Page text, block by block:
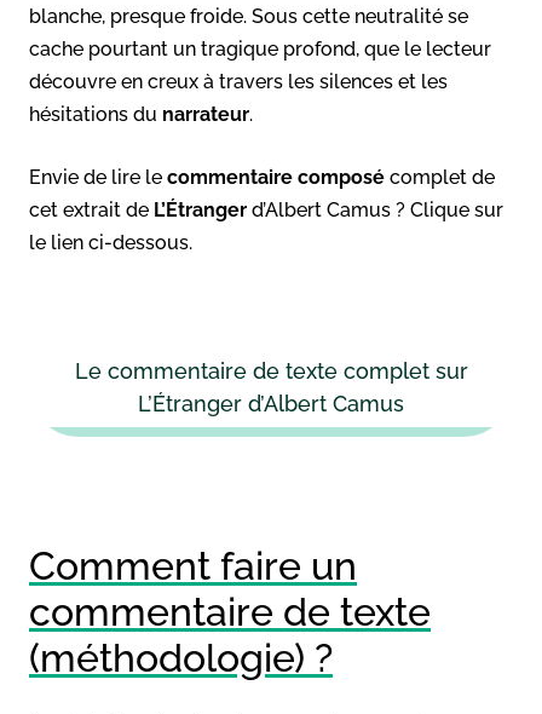
blanche, presque froide. Sous cette neutralité se
cache pourtant un tragique profond, que le lecteur
découvre en creux à travers les silences et les
hésitations du narrateur.
Envie de lire le commentaire composé complet de
cet extrait de L’Étranger d’Albert Camus ? Clique sur
le lien ci-dessous.
Le commentaire de texte complet sur
L’Étranger d’Albert Camus
Comment faire un
commentaire de texte
(méthodologie) ?